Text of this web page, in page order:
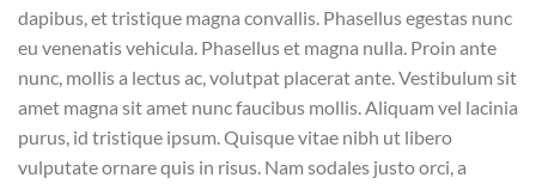
dapibus, et tristique magna convallis. Phasellus egestas nunc
eu venenatis vehicula. Phasellus et magna nulla. Proin ante
nunc, mollis a lectus ac, volutpat placerat ante. Vestibulum sit
amet magna sit amet nunc faucibus mollis. Aliquam vel lacinia
purus, id tristique ipsum. Quisque vitae nibh ut libero
vulputate ornare quis in risus. Nam sodales justo orci, a